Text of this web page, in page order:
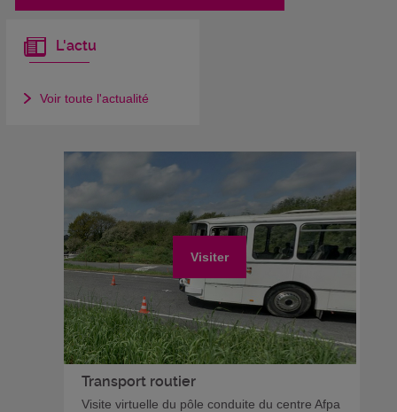
L'actu
Voir toute l'actualité
Visiter
Transport routier
Visite virtuelle du pôle conduite du centre Afpa